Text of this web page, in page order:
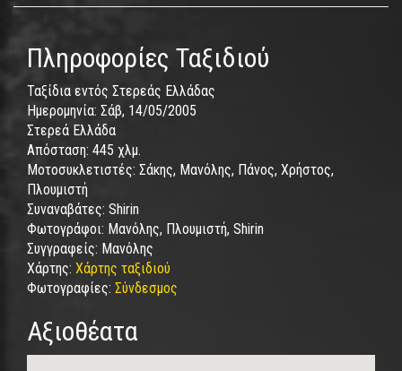
Πληροφορίες Ταξιδιού
Ταξίδια εντός Στερεάς Ελλάδας
Ημερομηνία: Σάβ, 14/05/2005
Στερεά Ελλάδα
Απόσταση: 445 χλμ.
Μοτοσυκλετιστές: Σάκης, Μανόλης, Πάνος, Χρήστος,
Πλουμιστή
Συναναβάτες: Shirin
Φωτογράφοι: Μανόλης, Πλουμιστή, Shirin
Συγγραφείς: Μανόλης
Χάρτης: Χάρτης ταξιδιού
Φωτογραφίες: Σύνδεσμος
Αξιοθέατα